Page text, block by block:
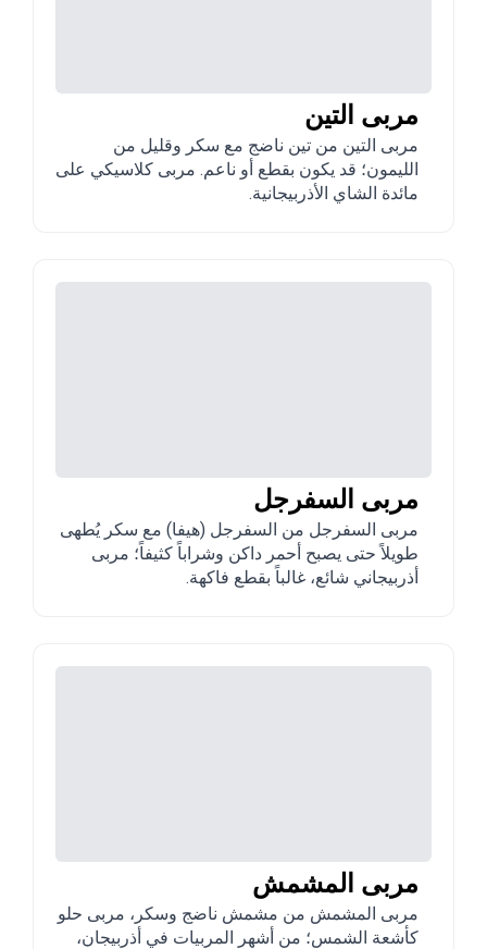
مربى التين
مربى التين من تين ناضج مع سكر وقليل من
الليمون؛ قد يكون بقطع أو ناعم. مربى كلاسيكي على
مائدة الشاي الأذربيجانية.
مربى السفرجل
مربى السفرجل من السفرجل (هيفا) مع سكر يُطهى
طويلاً حتى يصبح أحمر داكن وشراباً كثيفاً؛ مربى
أذربيجاني شائع، غالباً بقطع فاكهة.
مربى المشمش
مربى المشمش من مشمش ناضج وسكر، مربى حلو
كأشعة الشمس؛ من أشهر المربيات في أذربيجان،